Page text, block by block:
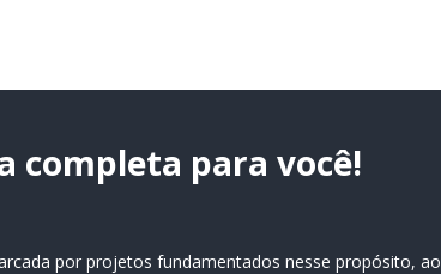
completa para você!
por projetos fundamentados nesse propósito, ao